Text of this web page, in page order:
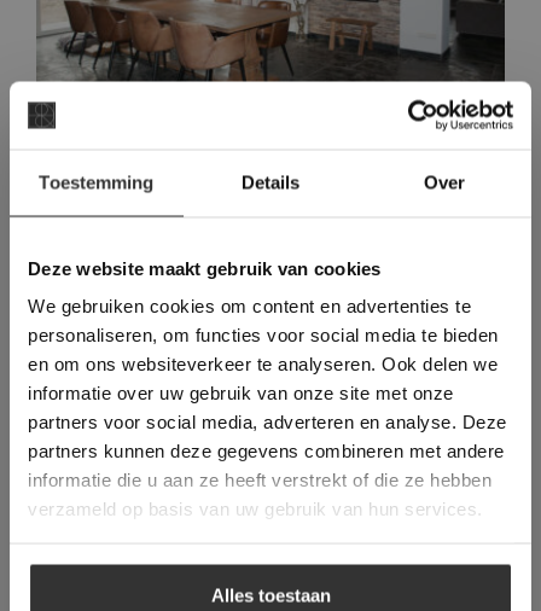
Toestemming Details Over
Deze website maakt gebruik van cookies
We gebruiken cookies om content en advertenties te
personaliseren, om functies voor social media te bieden
en om ons websiteverkeer te analyseren. Ook delen we
informatie over uw gebruik van onze site met onze
partners voor social media, adverteren en analyse. Deze
partners kunnen deze gegevens combineren met andere
informatie die u aan ze heeft verstrekt of die ze hebben
verzameld op basis van uw gebruik van hun services.
Alles toestaan
Nederweert-Eind
Prachtige Landelijke & Moderne woning
in Waalre
Deze website maakt
gebruik van cookies.
This Cookie Banner was deleted and is no
longer working. Please contact the website
administrator.
Deze website gebruikt cookies om de
gebruikerservaring te verbeteren. Door
gebruik te maken van onze website geeft u
toestemming voor alle cookies in
overeenstemming met ons cookiebeleid.Lees
verder
ALLES ACCEPTEREN
ALLES AFWIJZEN